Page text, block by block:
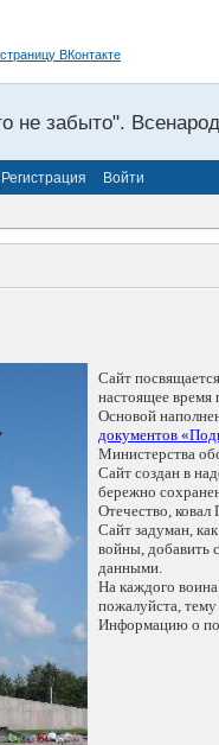
не забыто".
Регистрация Войти
Сайт
настоящее время
Основой
документов
Министерства
Сайт создан в
бережно
Отечество,
Сайт задуман,
войны, добавить
данными.
На каждого
пожалуйста, тему
Информацию о